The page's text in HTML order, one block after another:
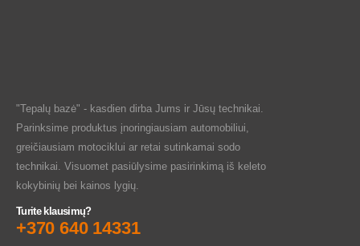
"Tepalų bazė" - kasdien dirba Jums ir Jūsų technikai.
Parinksime produktus įnoringiausiam automobiliui,
greičiausiam motociklui ar retai sutinkamai sodo
technikai. Visuomet pasiūlysime pasirinkimą iš keleto
kokybinių bei kainos lygių.
Turite klausimų?
+370 640 14331